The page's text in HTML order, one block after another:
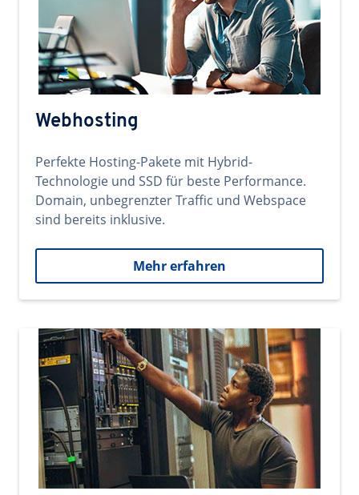
Webhosting
Perfekte Hosting-Pakete mit Hybrid-
Technologie und SSD für beste Performance.
Domain, unbegrenzter Traffic und Webspace
sind bereits inklusive.
Mehr erfahren